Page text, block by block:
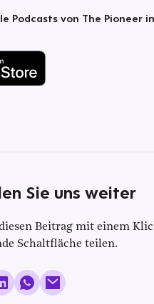
Podcasts von The Pioneer
Sie uns weiter
Beitrag mit einem
Schaltfläche teilen.